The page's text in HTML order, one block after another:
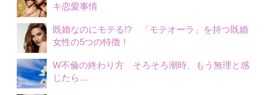
キ恋愛事情
既婚なのにモテる!? 「モテオーラ」を持つ既婚
女性の5つの特徴！
W不倫の終わり方 そろそろ潮時、もう無理と感
じたら…